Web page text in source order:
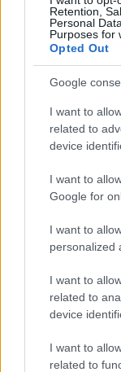
Retention,
Personal
Purposes for
Opted Out
Google
I want to
related to
device
I want to
Google for
I want to
personalized
I want to
related to
device
I want to
related to
Végre